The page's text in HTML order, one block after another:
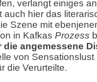
verlangt einiges
auch hier das
Szene mit
in Kafkas Prozess
die angemessene
von
die Verurteilte.